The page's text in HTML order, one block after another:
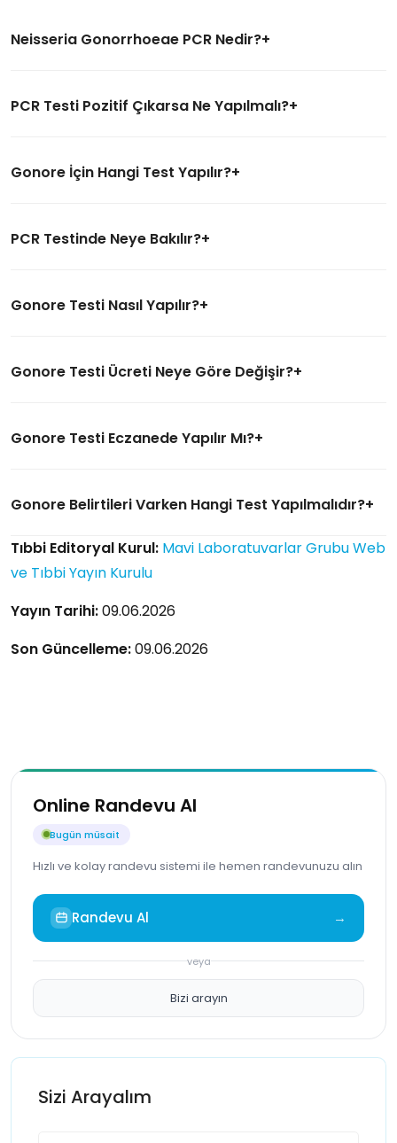
Neisseria Gonorrhoeae PCR Nedir?
PCR Testi Pozitif Çıkarsa Ne Yapılmalı?
Gonore İçin Hangi Test Yapılır?
PCR Testinde Neye Bakılır?
Gonore Testi Nasıl Yapılır?
Gonore Testi Ücreti Neye Göre Değişir?
Gonore Testi Eczanede Yapılır Mı?
Gonore Belirtileri Varken Hangi Test Yapılmalıdır?
Tıbbi Editoryal Kurul: Mavi Laboratuvarlar Grubu Web
ve Tıbbi Yayın Kurulu
Yayın Tarihi:09.06.2026
Son Güncelleme:09.06.2026
Online Randevu Al
Bugün müsait
Hızlı ve kolay randevu sistemi ile hemen randevunuzu alın
Randevu Al →
veya
Bizi arayın
Sizi Arayalım